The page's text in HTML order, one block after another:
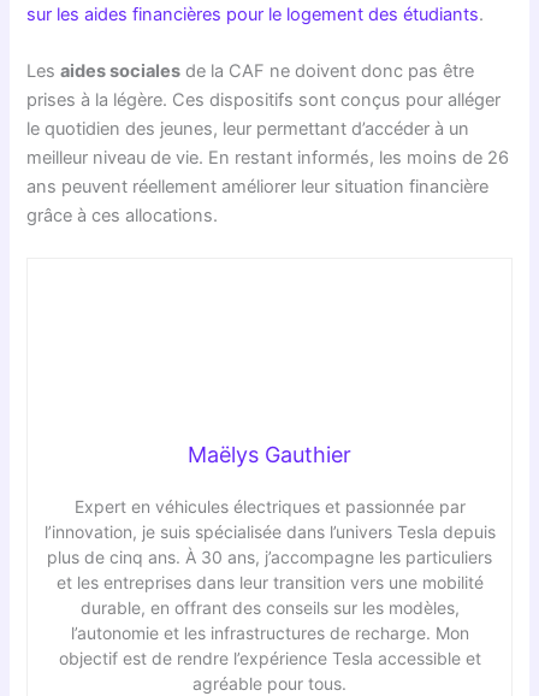
sur les aides financières pour le logement des étudiants.
Lesaides sociales de la CAF ne doivent donc pas être
prises à la légère. Ces dispositifs sont conçus pour alléger
le quotidien des jeunes, leur permettant d’accéder à un
meilleur niveau de vie. En restant informés, les moins de 26
ans peuvent réellement améliorer leur situation financière
grâce à ces allocations.
Maëlys Gauthier
Expert en véhicules électriques et passionnée par
l’innovation, je suis spécialisée dans l’univers Tesla depuis
plus de cinq ans. À 30 ans, j’accompagne les particuliers
et les entreprises dans leur transition vers une mobilité
durable, en offrant des conseils sur les modèles,
l’autonomie et les infrastructures de recharge. Mon
objectif est de rendre l’expérience Tesla accessible et
agréable pour tous.